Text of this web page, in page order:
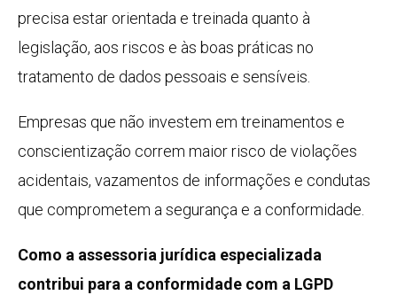
precisa estar orientada e treinada quanto à
legislação, aos riscos e às boas práticas no
tratamento de dados pessoais e sensíveis.
Empresas que não investem em treinamentos e
conscientização correm maior risco de violações
acidentais, vazamentos de informações e condutas
que comprometem a segurança e a conformidade.
Como a assessoria jurídica especializada
contribui para a conformidade com a LGPD